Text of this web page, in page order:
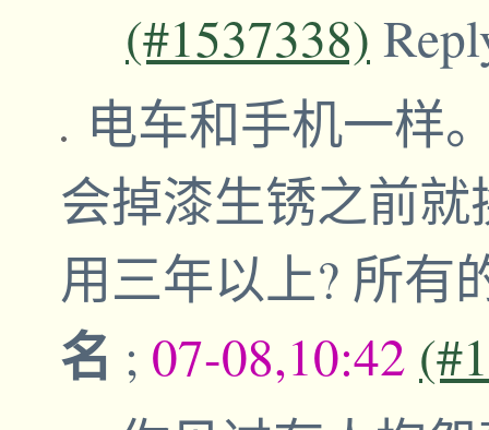
(#1537338)
电车和手机一样
会掉漆生锈之前
用三年以上? 所
名 ; 07-08,10:42